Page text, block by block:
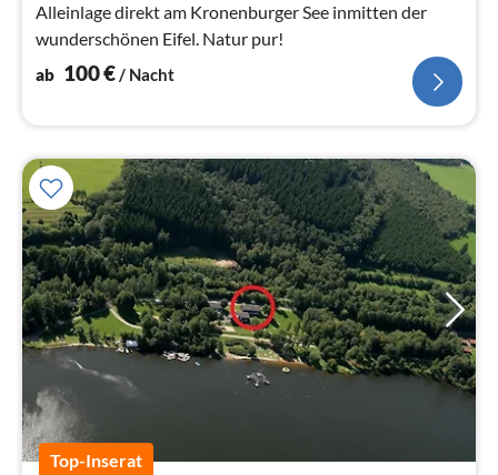
Alleinlage direkt am Kronenburger See inmitten der
wunderschönen Eifel. Natur pur!
ab 100€/ Nacht
Top-Inserat